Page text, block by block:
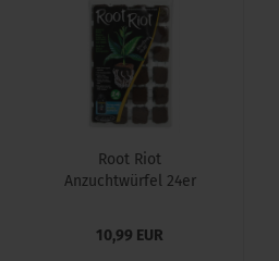
Root Riot
Anzuchtwürfel 24er
10,99 EUR